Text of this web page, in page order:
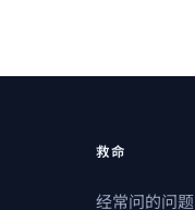
救命
经常问的问题